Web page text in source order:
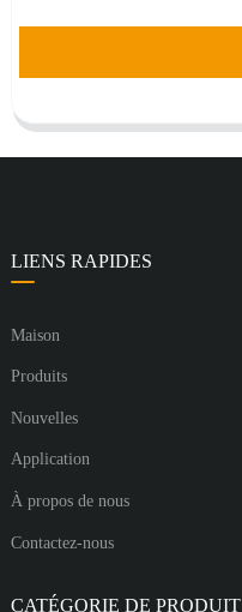
LIENS RAPIDES
Maison
Produits
Nouvelles
Application
À propos de nous
Contactez-nous
CATÉGORIE DE PRODUIT